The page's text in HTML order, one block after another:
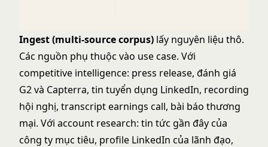
Ingest (multi-source corpus) lấy nguyên liệu thô.
Các nguồn phụ thuộc vào use case. Với
competitive intelligence: press release, đánh giá
G2 và Capterra, tin tuyển dụng LinkedIn, recording
hội nghị, transcript earnings call, bài báo thương
mại. Với account research: tin tức gần đây của
công ty mục tiêu, profile LinkedIn của lãnh đạo,